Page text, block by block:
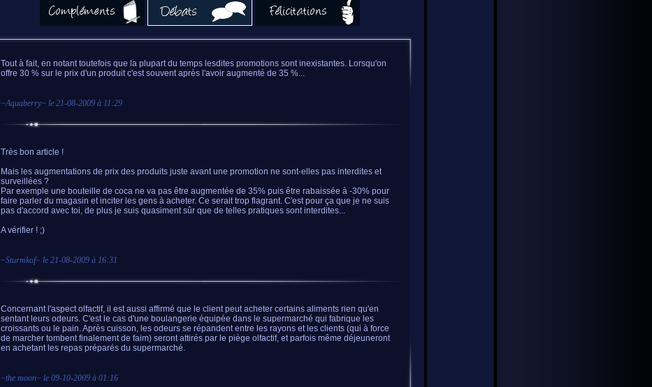
Tout à fait, en notant toutefois que la plupart du temps lesdites promotions sont inexistantes. Lorsqu'on
offre 30 % sur le prix d'un produit c'est souvent après l'avoir augmenté de 35 %...
~Aquaberry~ le 21-08-2009 à 11:29
Très bon article !
Mais les augmentations de prix des produits juste avant une promotion ne sont-elles pas interdites et
surveillées ?
Par exemple une bouteille de coca ne va pas être augmentée de 35% puis être rabaissée à -30% pour
faire parler du magasin et inciter les gens à acheter. Ce serait trop flagrant. C'est pour ça que je ne suis
pas d'accord avec toi, de plus je suis quasiment sûr que de telles pratiques sont interdites...
A vérifier ! ;)
~Sturmkof~ le 21-08-2009 à 16:31
Concernant l'aspect olfactif, il est aussi affirmé que le client peut acheter certains aliments rien qu'en
sentant leurs odeurs. C'est le cas d'une boulangerie équipée dans le supermarché qui fabrique les
croissants ou le pain. Après cuisson, les odeurs se répandent entre les rayons et les clients (qui à force
de marcher tombent finalement de faim) seront attirés par le piège olfactif, et parfois même déjeuneront
en achetant les repas préparés du supermarché.
~the moon~ le 09-10-2009 à 01:16